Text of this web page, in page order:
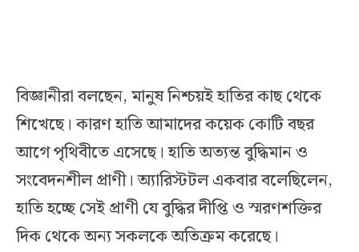
বিজ্ঞানীরা বলছেন, মানুষ নিশ্চয়ই হাতির কাছ থেকে
শিখেছে। কারণ হাতি আমাদের কয়েক কোটি বছর
আগে পৃথিবীতে এসেছে। হাতি অত্যন্ত বুদ্ধিমান ও
সংবেদনশীল প্রাণী। অ্যারিস্টটল একবার বলেছিলেন,
হাতি হচ্ছে সেই প্রাণী যে বুদ্ধির দীপ্তি ও স্মরণশক্তির
দিক থেকে অন্য সকলকে অতিক্রম করেছে।